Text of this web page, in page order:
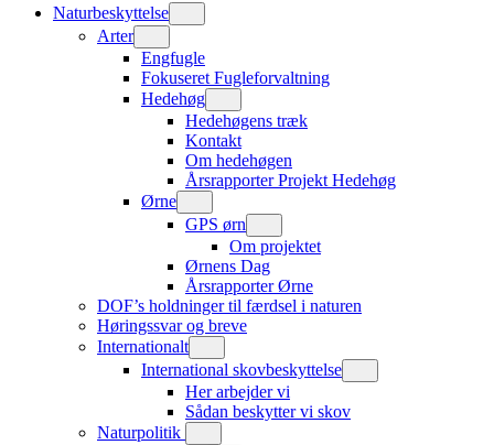
Naturbeskyttelse
Arter
Engfugle
Fokuseret Fugleforvaltning
Hedehøg
Hedehøgens træk
Kontakt
Om hedehøgen
Årsrapporter Projekt Hedehøg
Ørne
GPS ørn
Om projektet
Ørnens Dag
Årsrapporter Ørne
DOF’s holdninger til færdsel i naturen
Høringssvar og breve
Internationalt
International skovbeskyttelse
Her arbejder vi
Sådan beskytter vi skov
Naturpolitik